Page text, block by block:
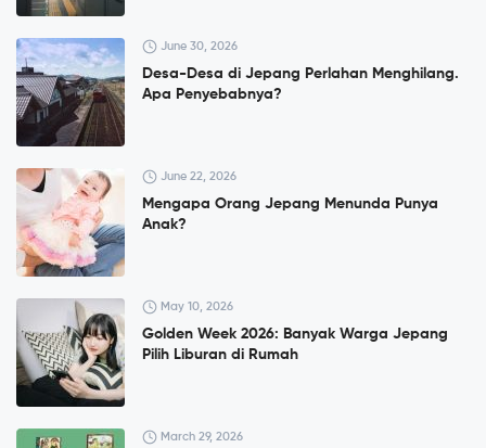
June 30, 2026
Desa-Desa di Jepang Perlahan Menghilang.
Apa Penyebabnya?
June 22, 2026
Mengapa Orang Jepang Menunda Punya
Anak?
May 10, 2026
Golden Week 2026: Banyak Warga Jepang
Pilih Liburan di Rumah
March 29, 2026